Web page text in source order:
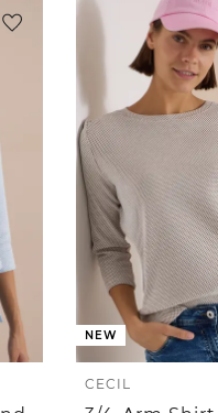
NEW
CECIL